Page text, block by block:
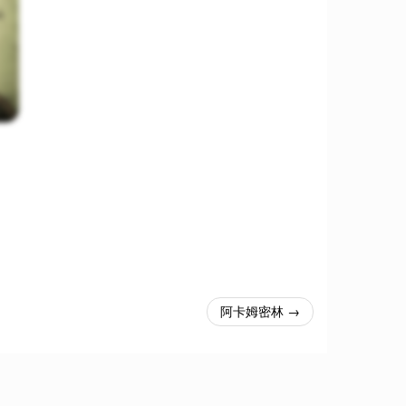
阿卡姆密林 →